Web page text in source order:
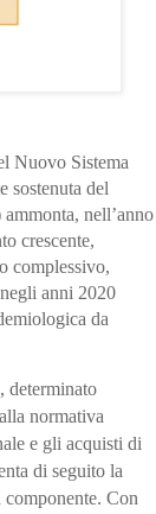
Nuovo Sistema
sostenuta del
nell’anno
crescente,
complessivo,
anni 2020
da
determinato
normativa
e gli acquisti di
di seguito la
componente. Con